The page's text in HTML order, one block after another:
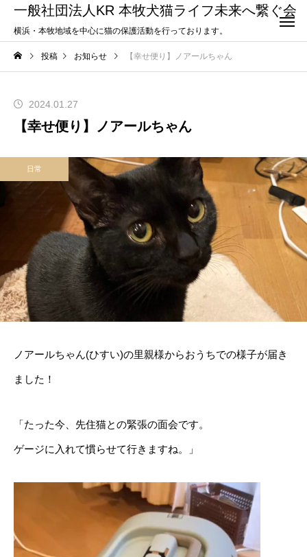
一般社団法人KR 本牧犬猫ライフ未来へ繋ぐ会
横浜・本牧地域を中心に猫の保護活動を行っております。
投稿 お知らせ 【幸せ便り】ノアールちゃん
2024.01.27
【幸せ便り】ノアールちゃん
日常
ノアールちゃん(ひすい)の里親様からおうちでの様子が届き
ました！
「たった今、先住猫との緊張の面会です。
ゲージに入れて慣らせて行きますね。」
ー
ヤ
ー